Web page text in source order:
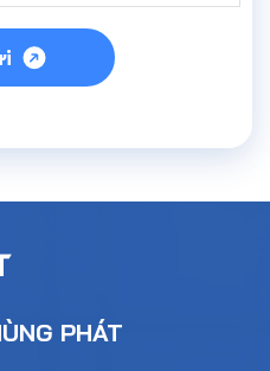
PHÁT